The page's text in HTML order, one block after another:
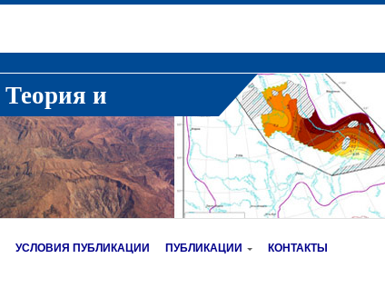
Теория и
УСЛОВИЯ ПУБЛИКАЦИИ ПУБЛИКАЦИИ КОНТАКТЫ